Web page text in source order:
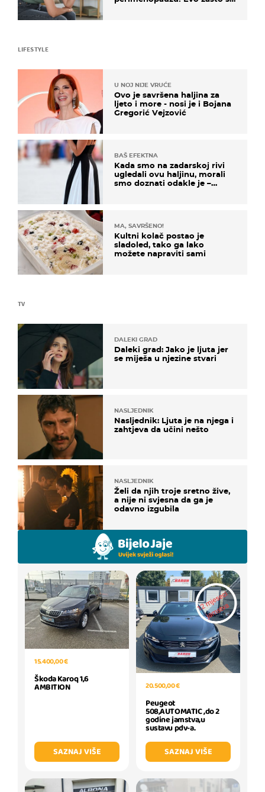
TV
DALEKI GRAD
Daleki grad: Jako je ljuta jer
se miješa u njezine stvari
NASLJEDNIK
Nasljednik: Ljuta je na njega i
zahtjeva da učini nešto
NASLJEDNIK
Želi da njih troje sretno žive,
a nije ni svjesna da ga je
odavno izgubila
LIFESTYLE
U NOJ NIJE VRUĆE
Ovo je savršena haljina za
ljeto i more - nosi je i Bojana
Gregorić Vejzović
BAŠ EFEKTNA
Kada smo na zadarskoj rivi
ugledali ovu haljinu, morali
smo doznati odakle je –
MA, SAVRŠENO!
Kultni kolač postao je
sladoled, tako ga lako
možete napraviti sami
15.400,00 €
Škoda Karoq 1,6
AMBITION
SAZNAJ VIŠE
20.500,00 €
Peugeot
508,AUTOMATIC ,do 2
godine jamstva,u
sustavu pdv-a.
SAZNAJ VIŠE